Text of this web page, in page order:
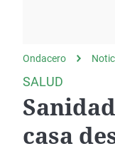
Ondacero
SALUD
casa